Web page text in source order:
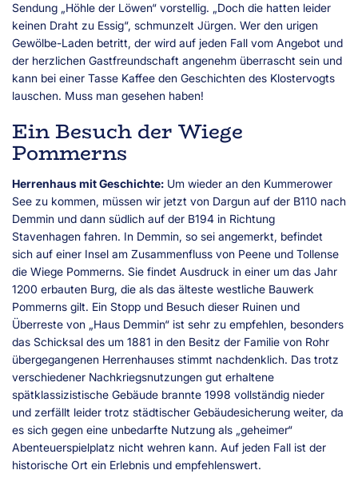
Sendung „Höhle der Löwen“ vorstellig. „Doch die hatten leider
keinen Draht zu Essig“, schmunzelt Jürgen. Wer den urigen
Gewölbe-Laden betritt, der wird auf jeden Fall vom Angebot und
der herzlichen Gastfreundschaft angenehm überrascht sein und
kann bei einer Tasse Kaffee den Geschichten des Klostervogts
lauschen. Muss man gesehen haben!
Ein Besuch der Wiege
Pommerns
Herrenhaus mit Geschichte: Um wieder an den Kummerower
See zu kommen, müssen wir jetzt von Dargun auf der B110 nach
Demmin und dann südlich auf der B194 in Richtung
Stavenhagen fahren. In Demmin, so sei angemerkt, befindet
sich auf einer Insel am Zusammenfluss von Peene und Tollense
die Wiege Pommerns. Sie findet Ausdruck in einer um das Jahr
1200 erbauten Burg, die als das älteste westliche Bauwerk
Pommerns gilt. Ein Stopp und Besuch dieser Ruinen und
Überreste von „Haus Demmin“ ist sehr zu empfehlen, besonders
das Schicksal des um 1881 in den Besitz der Familie von Rohr
übergegangenen Herrenhauses stimmt nachdenklich. Das trotz
verschiedener Nachkriegsnutzungen gut erhaltene
spätklassizistische Gebäude brannte 1998 vollständig nieder
und zerfällt leider trotz städtischer Gebäudesicherung weiter, da
es sich gegen eine unbedarfte Nutzung als „geheimer“
Abenteuerspielplatz nicht wehren kann. Auf jeden Fall ist der
historische Ort ein Erlebnis und empfehlenswert.